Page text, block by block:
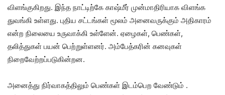
விளங்குகிறது. இந்த நாட்டிற்கே காஷ்மீர் முன்மாதிரியாக விளங்க
துவங்கி உள்ளது. புதிய சட்டங்கள் மூலம் அனைவருக்கும் அதிகாரம்
என்ற நிலையை உருவாக்கி உள்ளேன். ஏழைகள், பெண்கள்,
தலித்துகள் பயன் பெற்றுள்ளனர். அம்பேத்கரின் கனவுகள்
நிறைவேற்றப்படுகின்றன.
அனைத்து நிர்வாகத்திலும் பெண்கள் இடம்பெற வேண்டும் .